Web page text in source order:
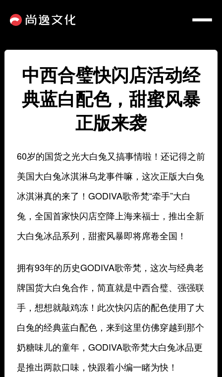
中西合璧快闪店活动经
典蓝白配色，甜蜜风暴
正版来袭
60岁的国货之光大白兔又搞事情啦！还记得之前
美国大白兔冰淇淋乌龙事件嘛，这次正版大白兔
冰淇淋真的来了！GODIVA歌帝梵“牵手”大白
兔，全国首家快闪店空降上海来福士，推出全新
大白兔冰品系列，甜蜜风暴即将席卷全国！
拥有93年的历史GODIVA歌帝梵，这次与经典老
牌国货大白兔合作，简直就是中西合璧、强强联
手，想想就敲鸡冻！此次快闪店的配色使用了大
白兔的经典蓝白配色，来到这里仿佛穿越到那个
奶糖味儿的童年，GODIVA歌帝梵大白兔冰品更
是推出两款口味，快跟着小编一睹为快！